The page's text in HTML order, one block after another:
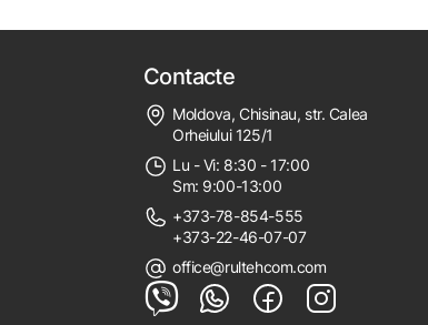
Contacte
Moldova, Chisinau, str. Calea
Orheiului 125/1
Lu - Vi: 8:30 - 17:00
Sm: 9:00-13:00
+373-78-854-555
+373-22-46-07-07
office@rultehcom.com